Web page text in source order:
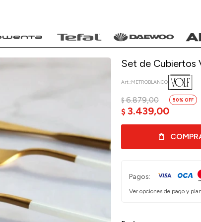
Set de Cubiertos
METROBLANCO
$ 3.439,00
$ 6.879,00 50
Pagos:
Ver opciones de pago y